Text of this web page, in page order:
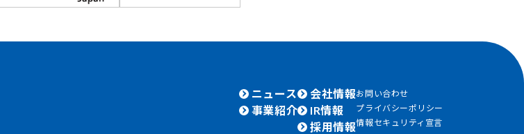
ニュース
事業紹介
会社情報
IR情報
採用情報
お問い合わせ
プライバシーポリシー
情報セキュリティ宣言